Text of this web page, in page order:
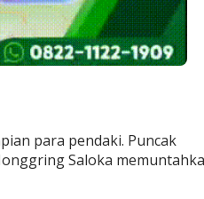
para pendaki. Puncak
Saloka